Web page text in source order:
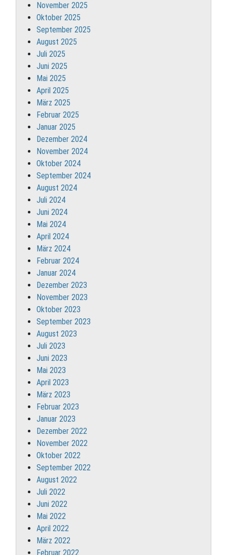
November 2025
Oktober 2025
September 2025
August 2025
Juli 2025
Juni 2025
Mai 2025
April 2025
März 2025
Februar 2025
Januar 2025
Dezember 2024
November 2024
Oktober 2024
September 2024
August 2024
Juli 2024
Juni 2024
Mai 2024
April 2024
März 2024
Februar 2024
Januar 2024
Dezember 2023
November 2023
Oktober 2023
September 2023
August 2023
Juli 2023
Juni 2023
Mai 2023
April 2023
März 2023
Februar 2023
Januar 2023
Dezember 2022
November 2022
Oktober 2022
September 2022
August 2022
Juli 2022
Juni 2022
Mai 2022
April 2022
März 2022
Februar 2022